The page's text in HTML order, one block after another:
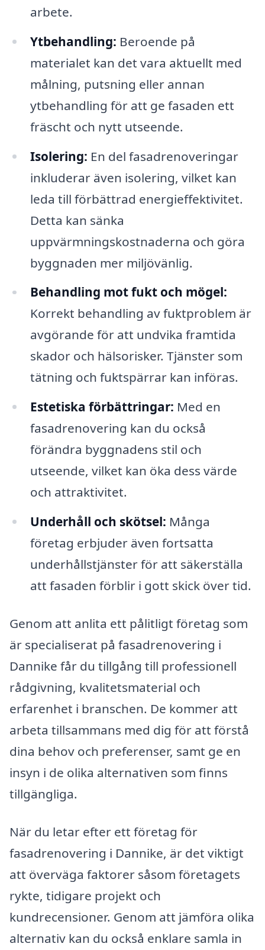
arbete.
Ytbehandling: Beroende på
materialet kan det vara aktuellt med
målning, putsning eller annan
ytbehandling för att ge fasaden ett
fräscht och nytt utseende.
Isolering: En del fasadrenoveringar
inkluderar även isolering, vilket kan
leda till förbättrad energieffektivitet.
Detta kan sänka
uppvärmningskostnaderna och göra
byggnaden mer miljövänlig.
Behandling mot fukt och mögel:
Korrekt behandling av fuktproblem är
avgörande för att undvika framtida
skador och hälsorisker. Tjänster som
tätning och fuktspärrar kan införas.
Estetiska förbättringar: Med en
fasadrenovering kan du också
förändra byggnadens stil och
utseende, vilket kan öka dess värde
och attraktivitet.
Underhåll och skötsel: Många
företag erbjuder även fortsatta
underhållstjänster för att säkerställa
att fasaden förblir i gott skick över tid.
Genom att anlita ett pålitligt företag som
är specialiserat på fasadrenovering i
Dannike får du tillgång till professionell
rådgivning, kvalitetsmaterial och
erfarenhet i branschen. De kommer att
arbeta tillsammans med dig för att förstå
dina behov och preferenser, samt ge en
insyn i de olika alternativen som finns
tillgängliga.
När du letar efter ett företag för
fasadrenovering i Dannike, är det viktigt
att överväga faktorer såsom företagets
rykte, tidigare projekt och
kundrecensioner. Genom att jämföra olika
alternativ kan du också enklare samla in